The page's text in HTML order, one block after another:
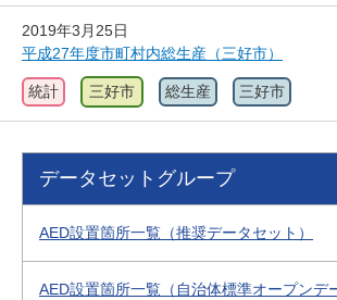
2019年3月25日
平成27年度市町村内総生産（三好市）
統計 三好市 総生産 三好市
データセットグループ
AED設置箇所一覧（推奨データセット）
AED設置箇所一覧（自治体標準オープンデ